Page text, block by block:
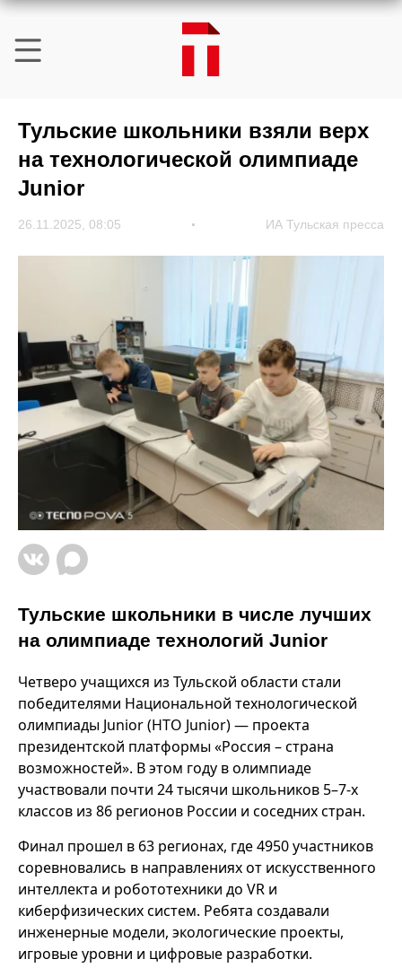
Тульские школьники взяли верх
на технологической олимпиаде
Junior
26.11.2025, 08:05 ИА Тульская пресса
Тульские школьники в числе лучших
на олимпиаде технологий Junior
Четверо учащихся из Тульской области стали
победителями Национальной технологической
олимпиады Junior (НТО Junior) — проекта
президентской платформы «Россия – страна
возможностей». В этом году в олимпиаде
участвовали почти 24 тысячи школьников 5–7-х
классов из 86 регионов России и соседних стран.
Финал прошел в 63 регионах, где 4950 участников
соревновались в направлениях от искусственного
интеллекта и робототехники до VR и
киберфизических систем. Ребята создавали
инженерные модели, экологические проекты,
игровые уровни и цифровые разработки.